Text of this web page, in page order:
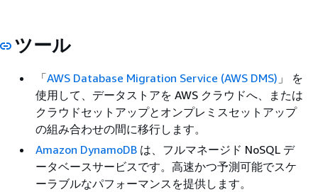
ツール
「AWS Database Migration Service (AWS DMS) 」 を
使用して、データストアを AWS クラウドへ、または
クラウドセットアップとオンプレミスセットアップ
の組み合わせの間に移行します。
Amazon DynamoDB は、フルマネージド NoSQL デ
ータベースサービスです。高速かつ予測可能でスケ
ーラブルなパフォーマンスを提供します。